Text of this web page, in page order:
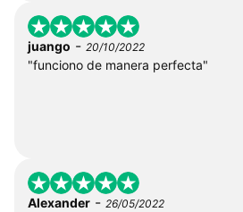
juango - 20/10/2022
"funciono de manera perfecta"
Alexander - 26/05/2022